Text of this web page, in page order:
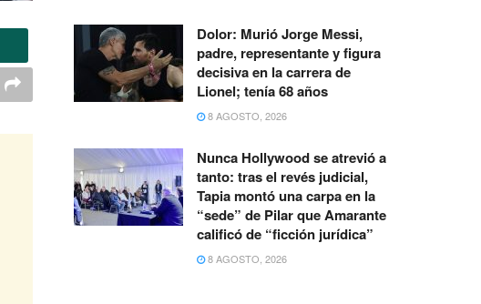
Dolor: Murió Jorge Messi,
padre, representante y figura
decisiva en la carrera de
Lionel; tenía 68 años
8 AGOSTO, 2026
Nunca Hollywood se atrevió a
tanto: tras el revés judicial,
Tapia montó una carpa en la
“sede” de Pilar que Amarante
calificó de “ficción jurídica”
8 AGOSTO, 2026